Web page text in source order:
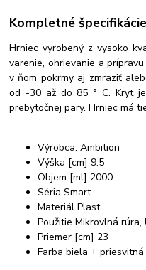
Kompletné špecifikácie
Hrniec vyrobený z vysoko
varenie, ohrievanie a
v ňom pokrmy aj zmraziť
od -30 až do 85 ° C. Kryt
prebytočnej pary. Hrniec má
Výrobca: Ambition
Výška [cm] 9.5
Objem [ml] 2000
Séria Smart
Materiál Plast
Použitie Mikrovlná rúra,
Priemer [cm] 23
Farba biela + priesvitná